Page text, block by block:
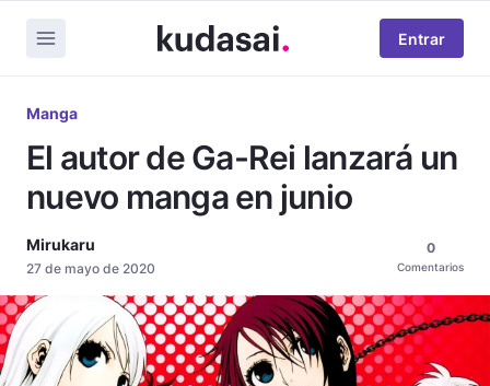
Entrar
Manga
El autor de Ga-Rei lanzará un
nuevo manga en junio
Mirukaru
27 de mayo de 2020
0
Comentarios